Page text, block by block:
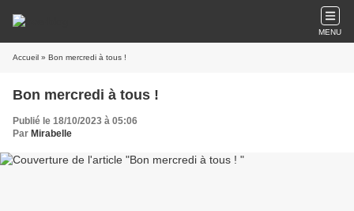
MENU
Accueil » Bon mercredi à tous !
Bon mercredi à tous !
Publié le 18/10/2023 à 05:06
Par Mirabelle